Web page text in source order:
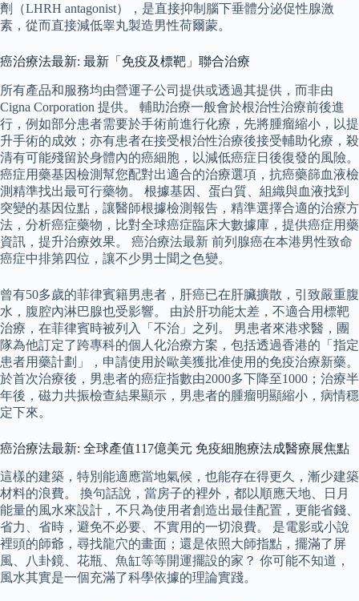
劑（LHRH antagonist），是直接抑制腦下垂體分泌促性腺激
素，從而直接減低睾丸製造男性荷爾蒙。
癌治療法最新: 最新「免疫及標靶」聯合治療
所有產品和服務均由營運子公司提供或透過其提供，而非由
Cigna Corporation 提供。 輔助治療一般會於根治性治療前後進
行，例如部分患者需要於手術前進行化療，先將腫瘤縮小，以提
升手術的成效；亦有患者在接受根治性治療後接受輔助化療，殺
清有可能殘留於身體內的癌細胞，以減低癌症日後復發的風險。
癌症用藥基因檢測幫您配對出適合的治療選項，抗癌藥篩血液檢
測精準找出最可行藥物。 根據基因、蛋白質、組織與血液找到
突變的基因位點，讓醫師根據檢測報告，精準選擇合適的治療方
法，分析癌症藥物，比對全球癌症臨床大數據庫，提供癌症用藥
資訊，提升治療效果。 癌治療法最新 前列腺癌在本港男性致命
癌症中排第四位，讓不少男士聞之色變。
曾有50多歲的菲律賓籍男患者，肝癌已在肝臟擴散，引致嚴重腹
水，腹腔內淋巴腺也受影響。 由於肝功能太差，不適合用標靶
治療，在菲律賓時被列入「不治」之列。 男患者來港求醫，團
隊為他訂定了跨專科的個人化治療方案，包括透過香港的「指定
患者用藥計劃」，申請使用於歐美獲批准使用的免疫治療新藥。
於首次治療後，男患者的癌症指數由2000多下降至1000；治療半
年後，磁力共振檢查結果顯示，男患者的腫瘤明顯縮小，病情穩
定下來。
癌治療法最新: 全球產值117億美元 免疫細胞療法成醫療展焦點
這樣的建築，特別能適應當地氣候，也能存在得更久，漸少建築
材料的浪費。 換句話說，當房子的裡外，都以順應天地、日月
能量的風水來設計，不只為使用者創造出最佳配置，更能省錢、
省力、省時，避免不必要、不實用的⼀切浪費。 是電影或小說
裡頭的師爺，尋找龍穴的畫面；還是依照大師指點，擺滿了屏
風、八卦鏡、花瓶、魚缸等等開運擺設的家？ 你可能不知道，
風水其實是一個充滿了科學依據的理論實踐。